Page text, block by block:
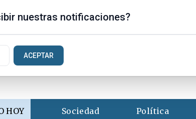
HOY Sociedad Política
nuestras notificaciones?
ACEPTAR